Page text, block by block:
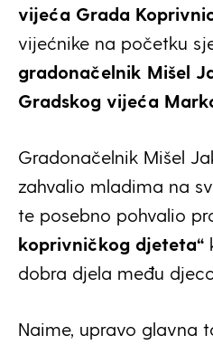
vijeća Grada
vijećnike na početku
gradonačelnik Mišel
Gradskog vijeća
Gradonačelnik Mišel
zahvalio mladima na
te posebno pohvalio
koprivničkog djeteta“
dobra djela među
Naime, upravo glavna